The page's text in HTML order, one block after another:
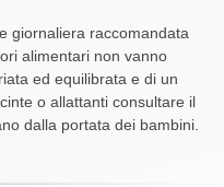
giornaliera raccomandata
alimentari non vanno
ed equilibrata e di un
o allattanti consultare il
dalla portata dei bambini.